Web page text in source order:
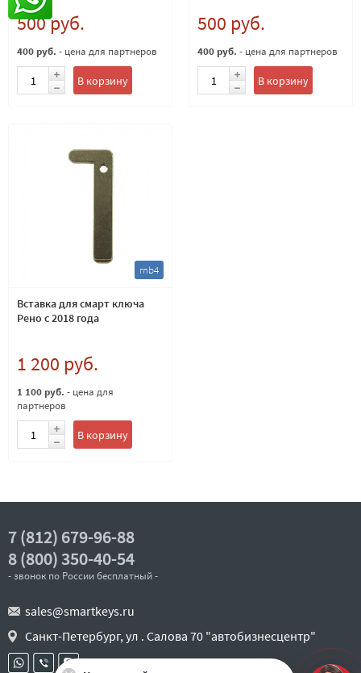
500 руб.
400 руб. - цена для партнеров
В корзину
500 руб.
400 руб. - цена для партнеров
В корзину
rnb4
Вставка для смарт ключа
Рено c 2018 года
1 200 руб.
1 100 руб. - цена для
партнеров
В корзину
7 (812) 679-96-88
8 (800) 350-40-54
- звонок по России бесплатный -
sales@smartkeys.ru
Санкт-Петербург, ул . Салова 70 "автобизнесцентр"